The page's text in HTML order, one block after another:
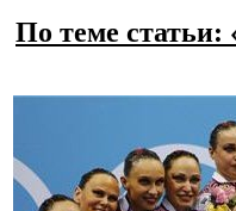
По теме статьи: